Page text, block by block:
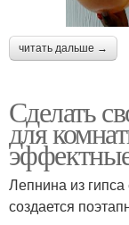
читать дальше →
Сделать
для
Лепнина из
создается